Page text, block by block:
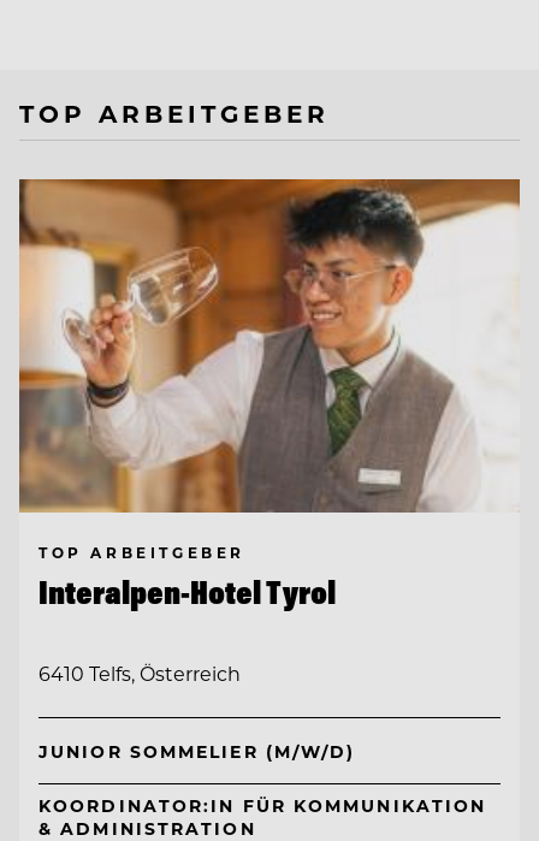
TOP ARBEITGEBER
TOP ARBEITGEBER
Interalpen-Hotel Tyrol
6410 Telfs, Österreich
JUNIOR SOMMELIER (M/W/D)
KOORDINATOR:IN FÜR KOMMUNIKATION
& ADMINISTRATION